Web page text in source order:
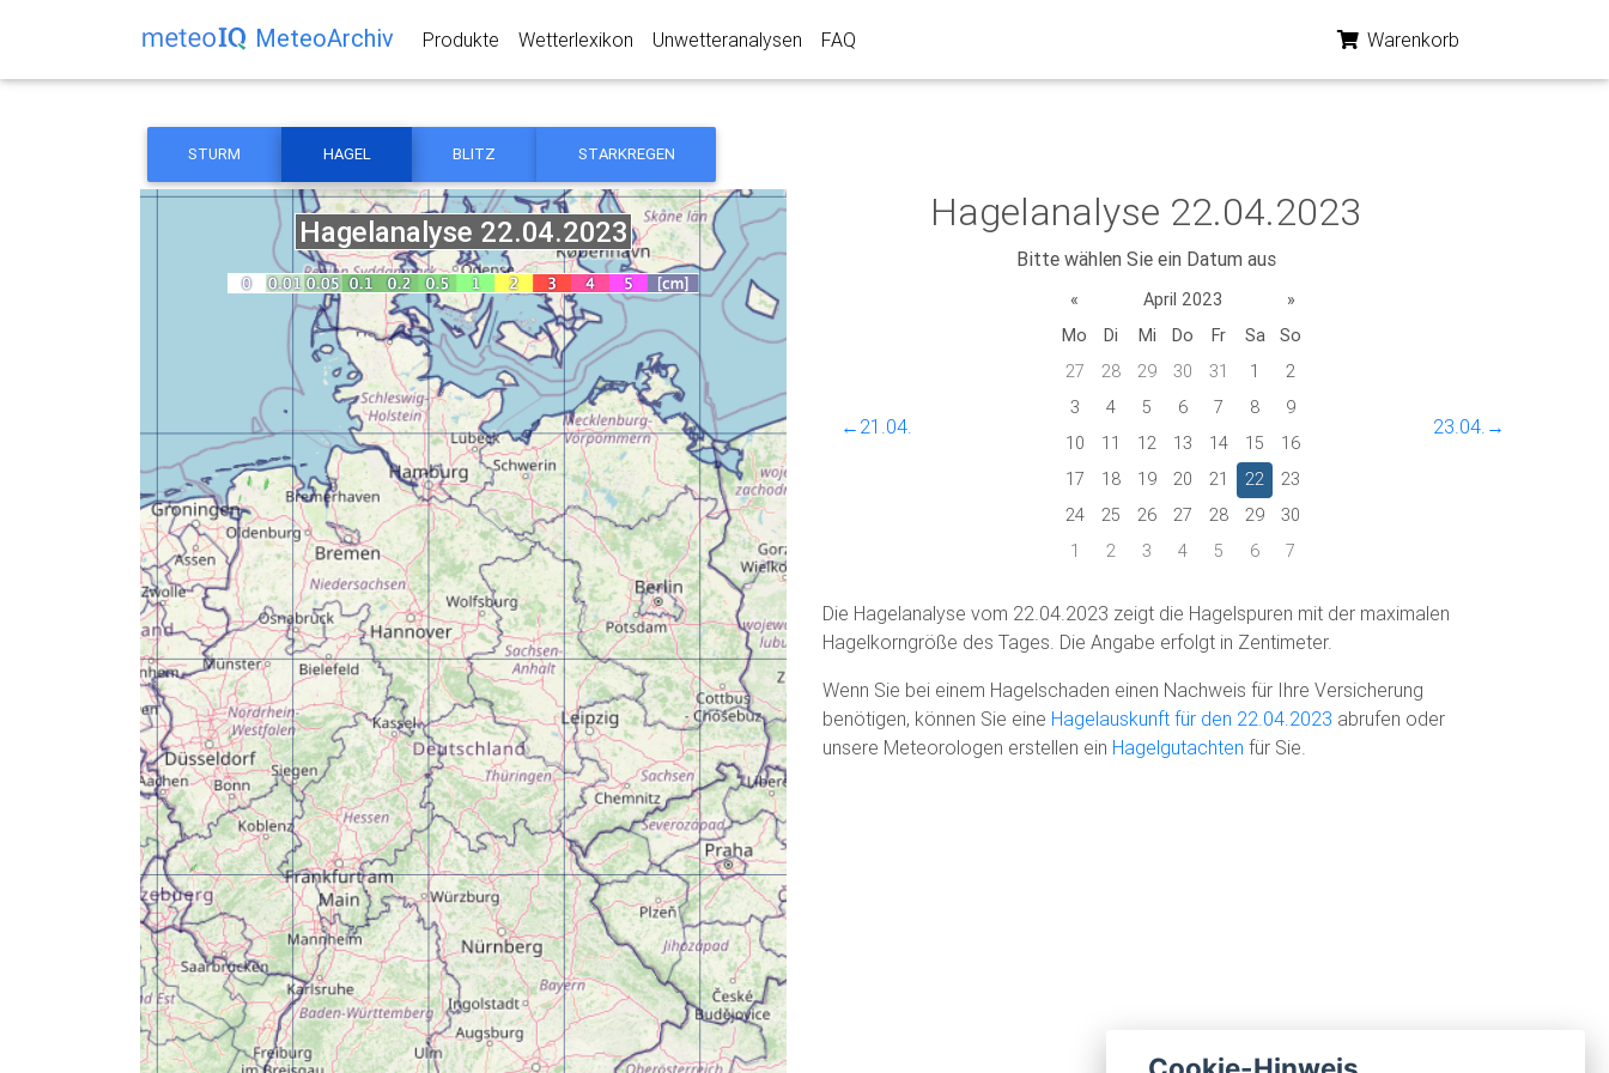
MeteoArchiv Produkte Wetterlexikon Unwetteranalysen FAQ Warenkorb
STURM HAGEL BLITZ STARKREGEN
Hagelanalyse 22.04.2023
Bitte wählen Sie ein Datum aus
←21.04.
« April 2023
»
Mo
Di Mi Do Fr Sa
So
27
28 29 30 31 1
2
3
4 5 6 7 8
9
10
11 12 13 14 15
16
17
18 19 20 21 22
23
24
25 26 27 28 29
30
1
2 3 4 5 6 7
23.04.→
Die Hagelanalyse vom 22.04.2023 zeigt die Hagelspuren mit der maximalen
Hagelkorngröße des Tages. Die Angabe erfolgt in Zentimeter.
Wenn Sie bei einem Hagelschaden einen Nachweis für Ihre Versicherung
benötigen, können Sie eine Hagelauskunft für den 22.04.2023 abrufen oder
unsere Meteorologen erstellen ein Hagelgutachten für Sie.